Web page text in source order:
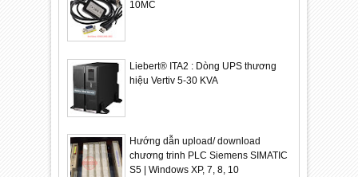
10MC
Liebert® ITA2 : Dòng UPS thương
hiệu Vertiv 5-30 KVA
Hướng dẫn upload/ download
chương trinh PLC Siemens SIMATIC
S5 | Windows XP, 7, 8, 10